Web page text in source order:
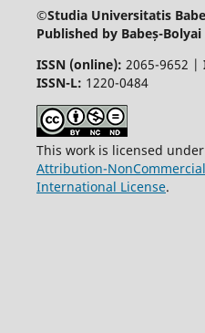
©Studia Universitatis
Published by Babeș-
ISSN (online): 2065-9652 |
ISSN-L: 1220-0484
This work is licensed
Attribution-
International License.